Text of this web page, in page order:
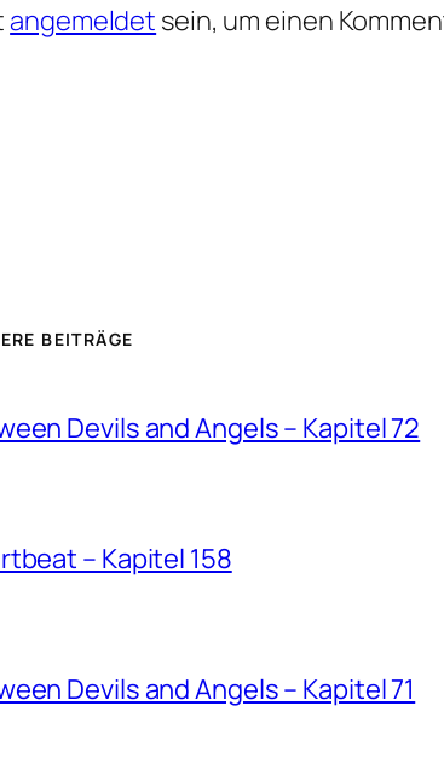
angemeldet sein, um einen
BEITRÄGE
Devils and Angels – Kapitel 72
– Kapitel 158
Devils and Angels – Kapitel 71